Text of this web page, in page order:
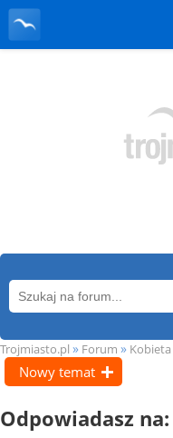
Trojmiasto.pl » Forum » Kobieta
Nowy temat
Odpowiadasz na: